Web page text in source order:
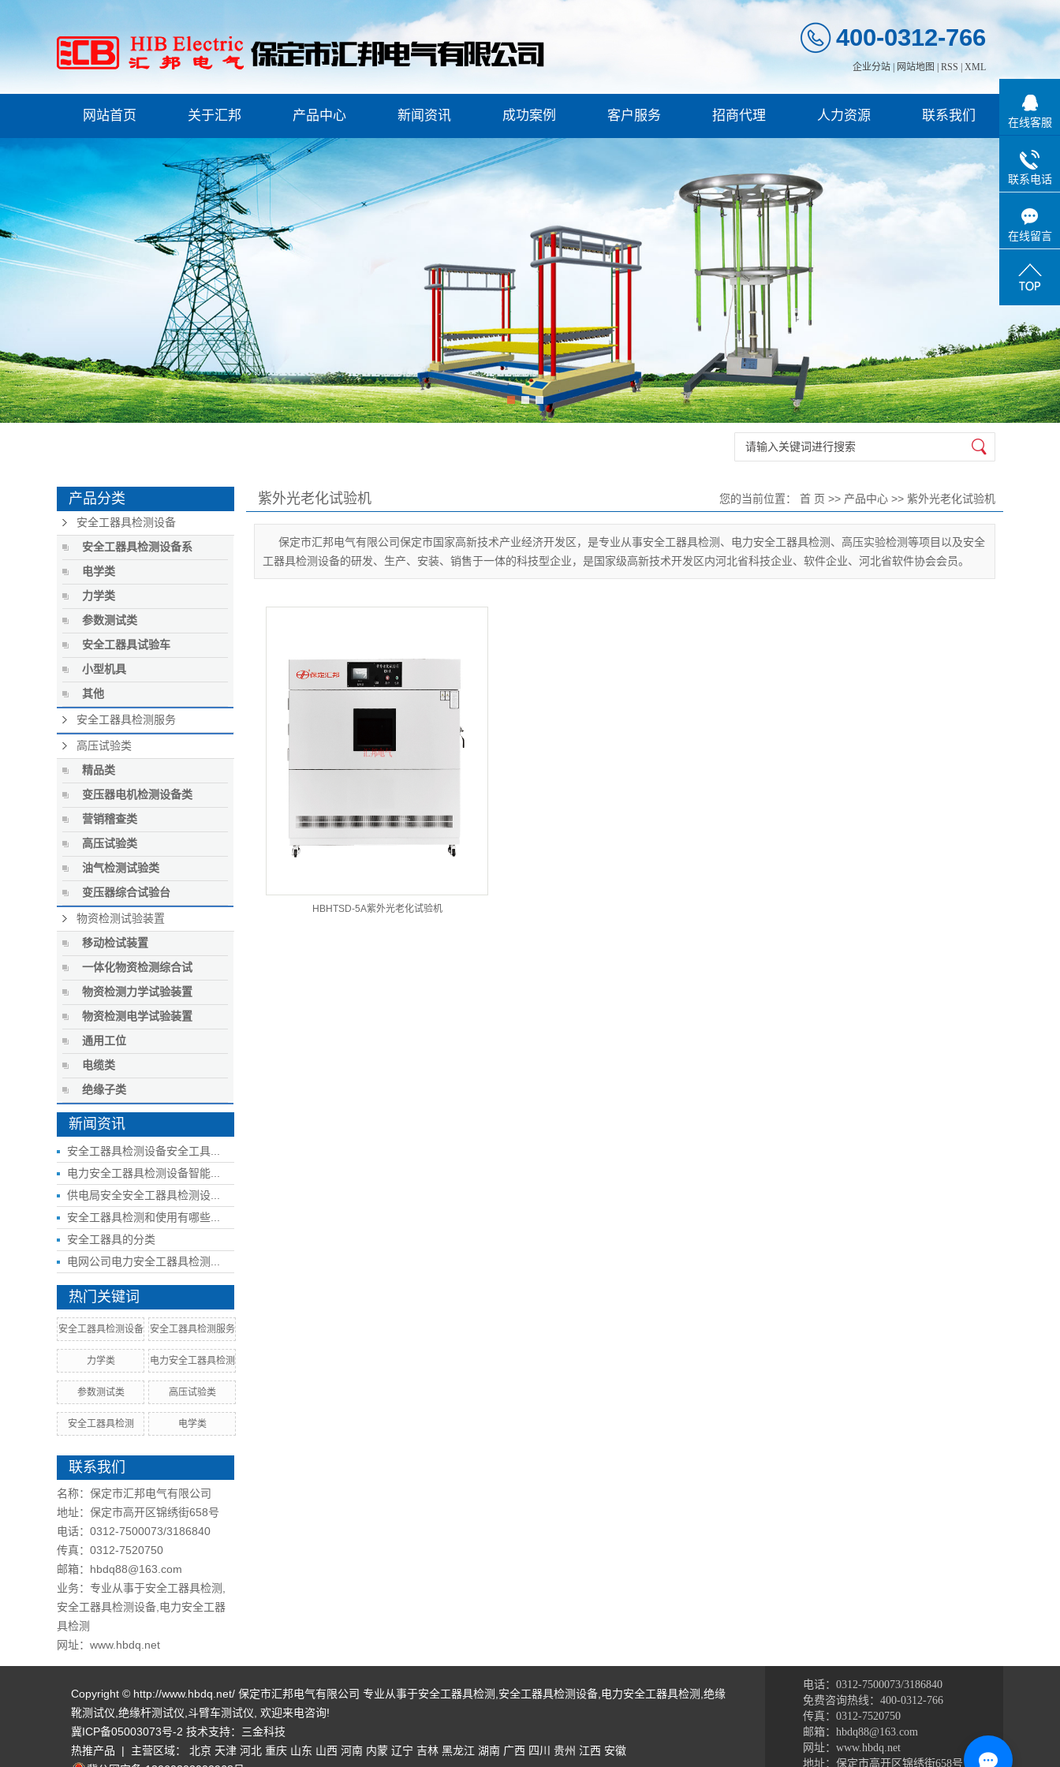
400-0312-766
企业分站 网站地图 RSS XML
网站首页 关于汇邦
公司简介
联系我们
资质荣誉
产品证书
ESG(环境、社会和治
理)报告
产品中心
安全工器具检测设备
安全工器具检测服务
高压试验类
物资检测试验装置
新闻资讯
公司新闻
行业新闻
常见问题
成功案例
安全工器具案例
变压器综合试验台案例
试验车案例
客户服务 招商代理 人力资源 联系我们
1 2 3
产品分类
安全工器具检测设备
安全工器具检测设备系
电学类
力学类
参数测试类
安全工器具试验车
小型机具
其他
安全工器具检测服务
高压试验类
精品类
变压器电机检测设备类
营销稽查类
高压试验类
油气检测试验类
变压器综合试验台
物资检测试验装置
移动检试装置
一体化物资检测综合试
物资检测力学试验装置
物资检测电学试验装置
通用工位
电缆类
绝缘子类
新闻资讯
安全工器具检测设备安全工具...
电力安全工器具检测设备智能...
供电局安全安全工器具检测设...
安全工器具检测和使用有哪些...
安全工器具的分类
电网公司电力安全工器具检测...
热门关键词
安全工器具检测设备 安全工器具检测服务
力学类 电力安全工器具检测
参数测试类 高压试验类
安全工器具检测 电学类
联系我们
名称：保定市汇邦电气有限公司
地址：保定市高开区锦绣街658号
电话：0312-7500073/3186840
传真：0312-7520750
邮箱：hbdq88@163.com
业务：专业从事于安全工器具检测,
安全工器具检测设备,电力安全工器
具检测
网址：www.hbdq.net
紫外光老化试验机 您的当前位置： 首 页 >> 产品中心 >> 紫外光老化试验机
保定市汇邦电气有限公司保定市国家高新技术产业经济开发区，是专业从事安全工器具检测、电力安全工器具检测、高压实验检测等项目以及安全
工器具检测设备的研发、生产、安装、销售于一体的科技型企业，是国家级高新技术开发区内河北省科技企业、软件企业、河北省软件协会会员。
HBHTSD-5A紫外光老化试验机
Copyright © http://www.hbdq.net/ 保定市汇邦电气有限公司 专业从事于安全工器具检测 安全工器具检测设备 电力安全工器具检测 绝缘
靴测试仪 绝缘杆测试仪 斗臂车测试仪 , 欢迎来电咨询!
冀ICP备05003073号-2 技术支持： 三金科技
热推产品 | 主营区域： 北京 天津 河北 重庆 山东 山西 河南 内蒙 辽宁 吉林 黑龙江 湖南 广西 四川 贵州 江西 安徽
电话：0312-7500073/3186840
免费咨询热线：400-0312-766
传真：0312-7520750
邮箱：hbdq88@163.com
网址：www.hbdq.net
地址：保定市高开区锦绣街658号
在线客服
联系电话
在线留言